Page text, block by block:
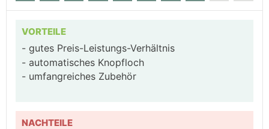
VORTEILE
gutes Preis-Leistungs-Verhältnis
automatisches Knopfloch
umfangreiches Zubehör
NACHTEILE